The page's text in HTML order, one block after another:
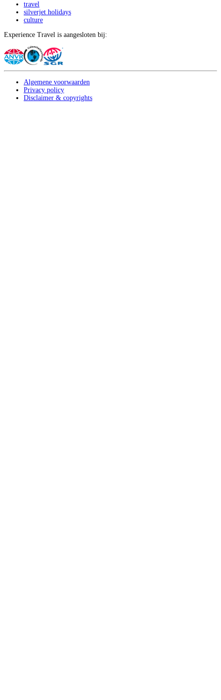
travel
silverjet holidays
culture
Experience Travel is aangesloten bij:
Algemene voorwaarden
Privacy policy
Disclaimer & copyrights